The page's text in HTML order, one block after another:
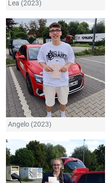
Lea (2023)
Angelo (2023)